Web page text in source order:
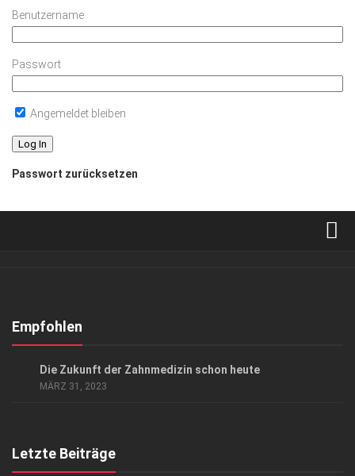
Benutzername
Passwort
Angemeldet bleiben
Passwort zurücksetzen
Kontakt, Impressum
Empfohlen
Die Zukunft der Zahnmedizin schon heute
MÄRZ 31, 2023
Letzte Beiträge